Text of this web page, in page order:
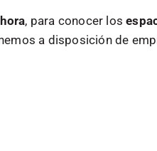
, para conocer los
a disposición de